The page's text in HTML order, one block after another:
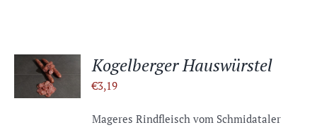
IN DEN
WARENKORB
/
DETAILS
Kogelberger Hauswürstel
€3,19
Mageres Rindfleisch vom Schmidataler